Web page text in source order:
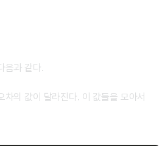
음과 같다.
차의 값이 달라진다. 이 값들을 모아서